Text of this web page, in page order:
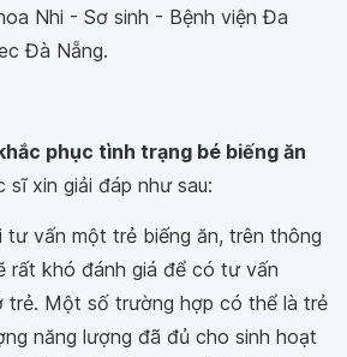
Nhi - Sơ sinh - Bệnh viện Đa
Đà Nẵng.
phục tình trạng bé biếng ăn
sĩ xin giải đáp như sau:
tư vấn một trẻ biếng ăn, trên thông
rất khó đánh giá để có tư vấn
trẻ. Một số trường hợp có thể là trẻ
năng lượng đã đủ cho sinh hoạt